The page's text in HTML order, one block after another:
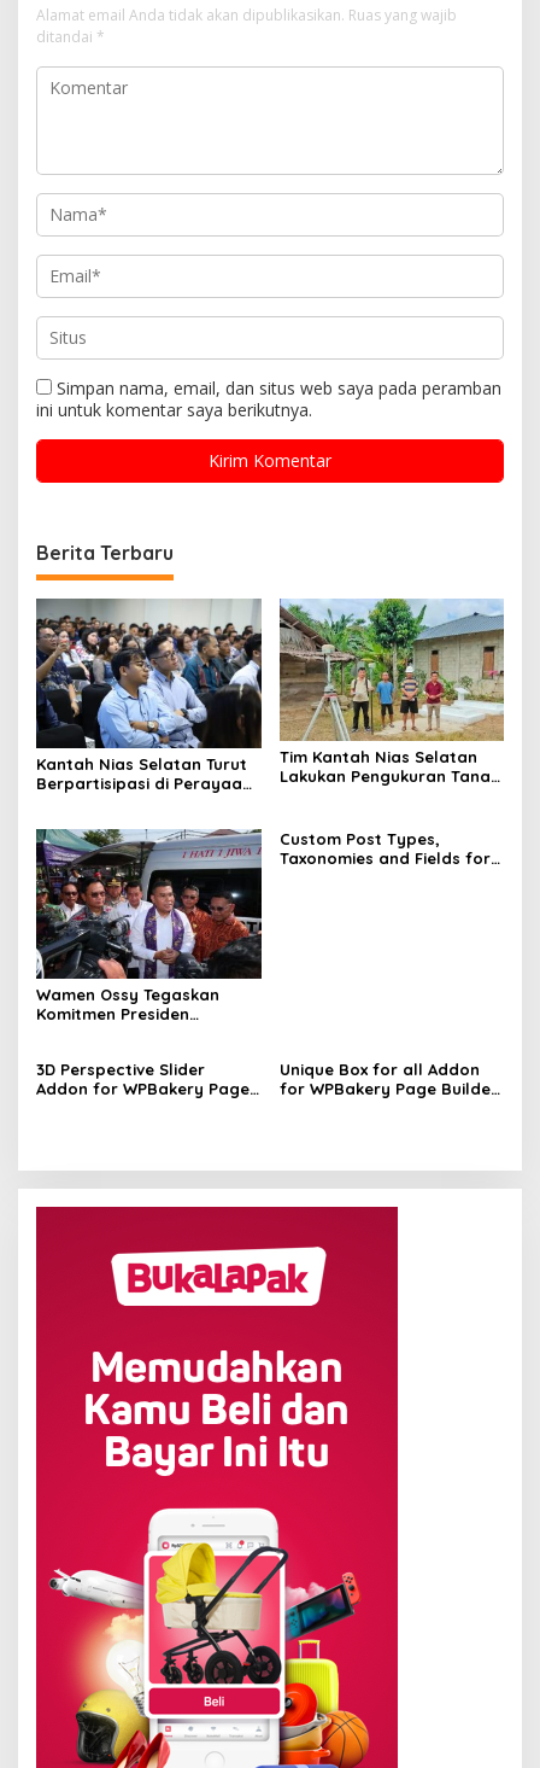
Alamat email Anda tidak akan dipublikasikan. Ruas yang wajib
ditandai *
Simpan nama, email, dan situs web saya pada peramban
ini untuk komentar saya berikutnya.
Berita Terbaru
Kantah Nias Selatan Turut
Berpartisipasi di Perayaan
Tim Kantah Nias Selatan
Lakukan Pengukuran Tanah
Wamen Ossy Tegaskan
Komitmen Presiden
Lewat Kepastian Hukum
Tanah
Custom Post Types,
Taxonomies and Fields for
3D Perspective Slider
Addon for WPBakery Page
Unique Box for all Addon
for WPBakery Page Builder